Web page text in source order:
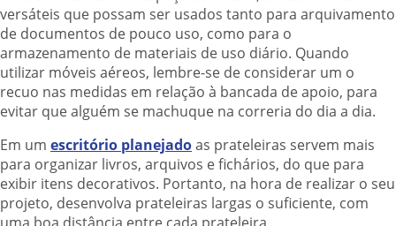
versáteis que possam ser usados tanto para arquivamento
de documentos de pouco uso, como para o
armazenamento de materiais de uso diário. Quando
utilizar móveis aéreos, lembre-se de considerar um o
recuo nas medidas em relação à bancada de apoio, para
evitar que alguém se machuque na correria do dia a dia.
Em um escritório planejadoas prateleiras servem mais
para organizar livros, arquivos e fichários, do que para
exibir itens decorativos. Portanto, na hora de realizar o seu
projeto, desenvolva prateleiras largas o suficiente, com